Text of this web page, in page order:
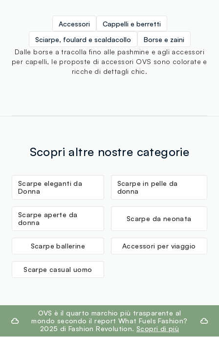
Accessori
Cappelli e berretti
Sciarpe, foulard e scaldacollo
Borse e zaini
Dalle borse a tracolla fino alle pashmine e agli accessori
per capelli, le proposte di accessori OVS sono colorate e
ricche di dettagli chic.
Scopri altre nostre categorie
Scarpe eleganti da
Donna
Scarpe in pelle da
donna
Scarpe aperte da
donna
Scarpe da neonata
Scarpe ballerine Accessori per viaggio
Scarpe casual uomo
footer.ariatitleOVS è il quarto marchio più trasparente al
mondo secondo il report What Fuels Fashion?
2025 di Fashion Revolution. Scopri di più